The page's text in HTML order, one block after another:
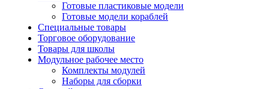
Готовые пластиковые модели
Готовые модели кораблей
Специальные товары
Торговое оборудование
Товары для школы
Модульное рабочее место
Комплекты модулей
Наборы для сборки